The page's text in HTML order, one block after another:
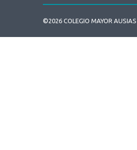
©2026 COLEGIO MAYOR